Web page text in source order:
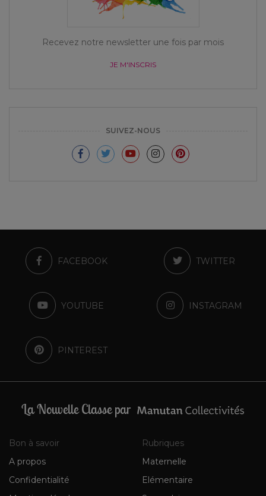
Recevez notre newsletter une fois par mois
JE M'INSCRIS
SUIVEZ-NOUS
FACEBOOK TWITTER
YOUTUBE INSTAGRAM
PINTEREST
La Nouvelle Classe par
Bon à savoir
A propos
Confidentialité
Rubriques
Maternelle
Elémentaire